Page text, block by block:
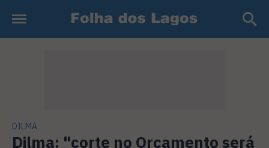
DILMA
Dilma: "corte no Orçamento será